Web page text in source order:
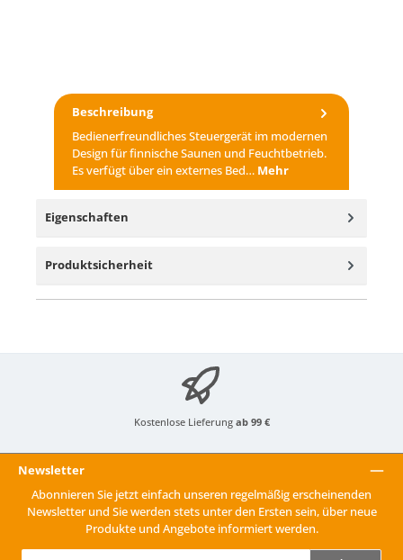
Beschreibung
Bedienerfreundliches Steuergerät im modernen
Design für finnische Saunen und Feuchtbetrieb.
Es verfügt über ein externes Bed… Mehr
Eigenschaften
Produktsicherheit
Kostenlose Lieferung ab 99 €
Newsletter
Abonnieren Sie jetzt einfach unseren regelmäßig erscheinenden
Newsletter und Sie werden stets unter den Ersten sein, über neue
Produkte und Angebote informiert werden.